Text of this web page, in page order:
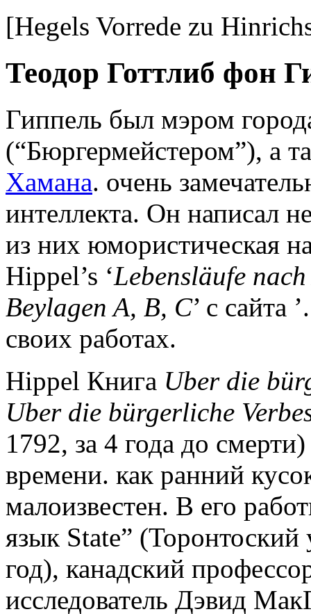
[Hegels Vorrede zu
Теодор Готтлиб фон
Гиппель был мэром
(“Бюргермейстером”), а
Хамана. очень
интеллекта. Он написал
из них юмористическая
Hippel’s ‘Lebensläufe
Beylagen A, B, C’ с сайта
своих работах.
Hippel Книга Uber die
Uber die bürgerliche
1792, за 4 года до
времени. как ранний
малоизвестен. В его
язык State”
год), канадский
исследователь Дэвид